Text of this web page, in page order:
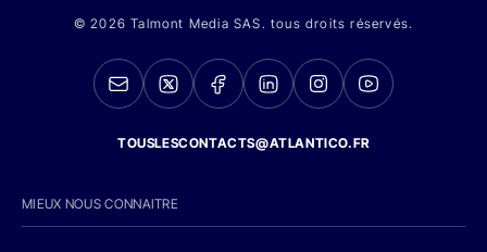
© 2026 Talmont Media SAS. tous droits réservés.
TOUSLESCONTACTS@ATLANTICO.FR
MIEUX NOUS CONNAITRE